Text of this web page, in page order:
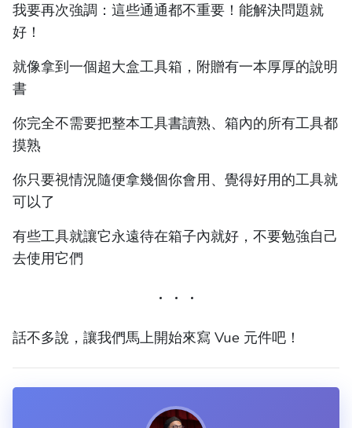
我要再次強調：這些通通都不重要！能解決問題就
好！
就像拿到一個超大盒工具箱，附贈有一本厚厚的說明
書
你完全不需要把整本工具書讀熟、箱內的所有工具都
摸熟
你只要視情況隨便拿幾個你會用、覺得好用的工具就
可以了
有些工具就讓它永遠待在箱子內就好，不要勉強自己
去使用它們
話不多說，讓我們馬上開始來寫 Vue 元件吧！